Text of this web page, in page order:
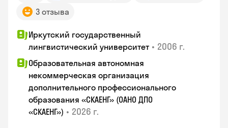
3 отзыва
Иркутский государственный
лингвистический университет • 2006 г.
Образовательная автономная
некоммерческая организация
дополнительного профессионального
образования «СКАЕНГ» (ОАНО ДПО
«СКАЕНГ») • 2026 г.